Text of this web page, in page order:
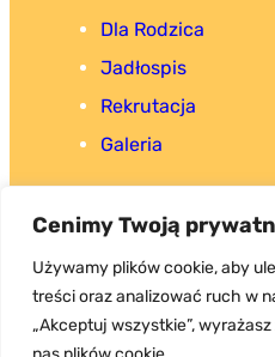
Cenimy Twoją
Używamy plików cookie, aby
treści oraz analizować ruch w
„Akceptuj wszystkie”,
Dla Rodzica
Jadłospis
Rekrutacja
Galeria
Copyright 2025.